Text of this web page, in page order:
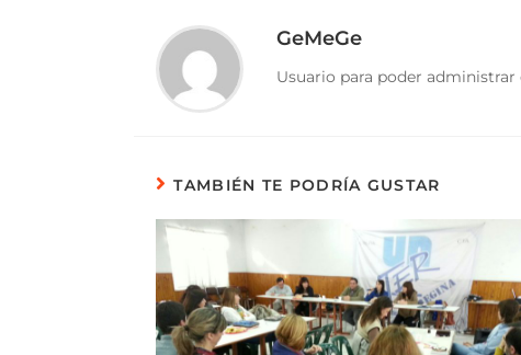
GeMeGe
Usuario para poder
TAMBIÉN TE PODRÍA GUSTAR